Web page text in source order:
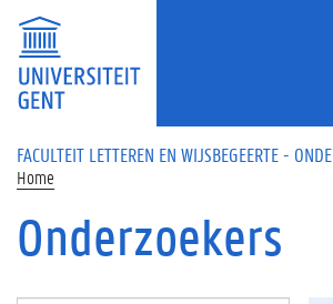
Overslaan en naar de inhoud gaan
FACULTEIT LETTEREN EN WIJSBEGEERTE -
Home
Onderzoekers